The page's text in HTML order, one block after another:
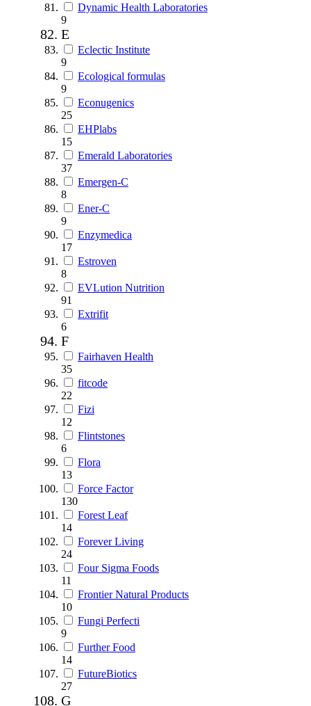
Dynamic Health Laboratories
9
E
Eclectic Institute
9
Ecological formulas
9
Econugenics
25
EHPlabs
15
Emerald Laboratories
37
Emergen-C
8
Ener-C
9
Enzymedica
17
Estroven
8
EVLution Nutrition
91
Extrifit
6
F
Fairhaven Health
35
fitcode
22
Fizi
12
Flintstones
6
Flora
13
Force Factor
130
Forest Leaf
14
Forever Living
24
Four Sigma Foods
11
Frontier Natural Products
10
Fungi Perfecti
9
Further Food
14
FutureBiotics
27
G